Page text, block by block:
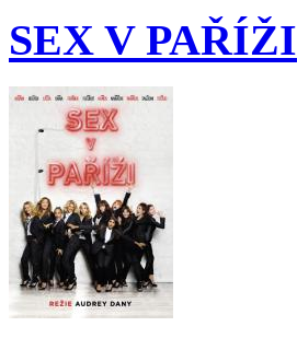
SEX V PAŘÍŽI